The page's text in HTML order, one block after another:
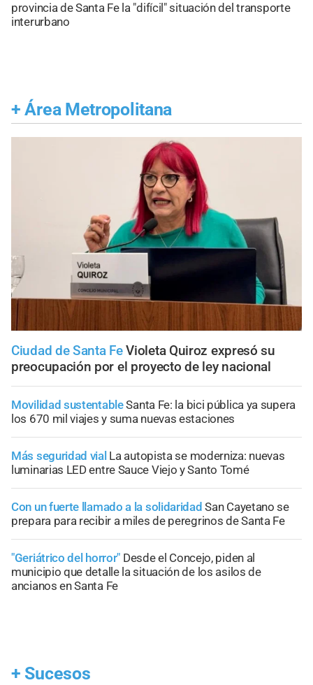
provincia de Santa Fe la "difícil" situación del transporte
interurbano
+ Área Metropolitana
Ciudad de Santa Fe Violeta Quiroz expresó su
preocupación por el proyecto de ley nacional
Movilidad sustentableSanta Fe: la bici pública ya supera
los 670 mil viajes y suma nuevas estaciones
Más seguridad vial La autopista se moderniza: nuevas
luminarias LED entre Sauce Viejo y Santo Tomé
Con un fuerte llamado a la solidaridad San Cayetano se
prepara para recibir a miles de peregrinos de Santa Fe
"Geriátrico del horror" Desde el Concejo, piden al
municipio que detalle la situación de los asilos de
ancianos en Santa Fe
+ Sucesos